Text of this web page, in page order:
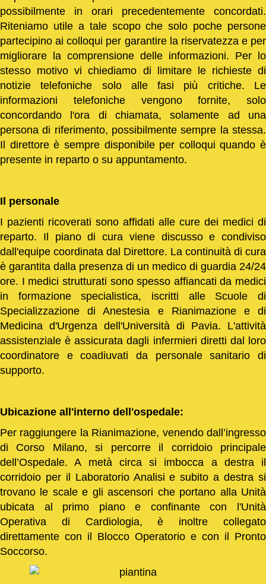
possibilmente in orari precedentemente concordati.
Riteniamo utile a tale scopo che solo poche persone
partecipino ai colloqui per garantire la riservatezza e per
migliorare la comprensione delle informazioni. Per lo
stesso motivo vi chiediamo di limitare le richieste di
notizie telefoniche solo alle fasi più critiche. Le
informazioni telefoniche vengono fornite, solo
concordando l'ora di chiamata, solamente ad una
persona di riferimento, possibilmente sempre la stessa.
Il direttore è sempre disponibile per colloqui quando è
presente in reparto o su appuntamento.
Il personale
I pazienti ricoverati sono affidati alle cure dei medici di
reparto. Il piano di cura viene discusso e condiviso
dall'equipe coordinata dal Direttore. La continuità di cura
è garantita dalla presenza di un medico di guardia 24/24
ore. I medici strutturati sono spesso affiancati da medici
in formazione specialistica, iscritti alle Scuole di
Specializzazione di Anestesia e Rianimazione e di
Medicina d'Urgenza dell'Università di Pavia. L'attività
assistenziale è assicurata dagli infermieri diretti dal loro
coordinatore e coadiuvati da personale sanitario di
supporto.
Ubicazione all'interno dell'ospedale:
Per raggiungere la Rianimazione, venendo dall’ingresso
di Corso Milano, si percorre il corridoio principale
dell’Ospedale. A metà circa si imbocca a destra il
corridoio per il Laboratorio Analisi e subito a destra si
trovano le scale e gli ascensori che portano alla Unità
ubicata al primo piano e confinante con l'Unità
Operativa di Cardiologia, è inoltre collegato
direttamente con il Blocco Operatorio e con il Pronto
Soccorso.